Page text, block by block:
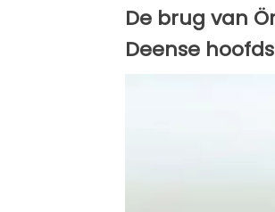
De brug van
Deense